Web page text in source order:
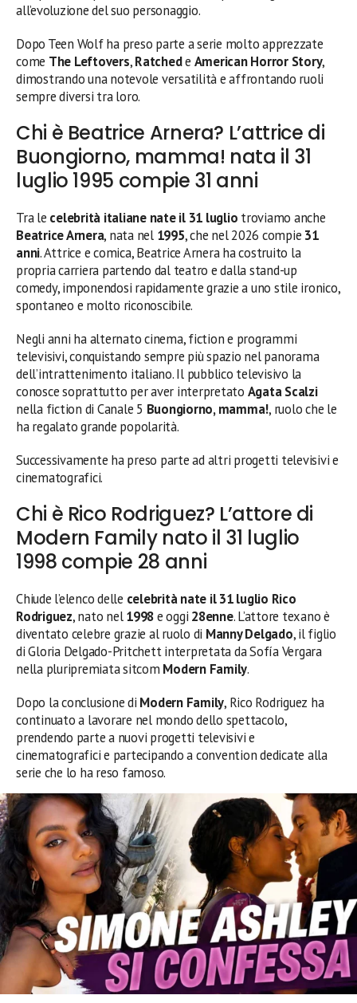
all’evoluzione del suo personaggio.
Dopo Teen Wolf ha preso parte a serie molto apprezzate
come The Leftovers,Ratchede American Horror Story,
dimostrando una notevole versatilità e affrontando ruoli
sempre diversi tra loro.
Chi è Beatrice Arnera? L’attrice di
Buongiorno, mamma! nata il 31
luglio 1995 compie 31 anni
Tra le celebrità italiane nate il 31 luglio troviamo anche
Beatrice Arnera, nata nel 1995, che nel 2026 compie 31
anni. Attrice e comica, Beatrice Arnera ha costruito la
propria carriera partendo dal teatro e dalla stand-up
comedy, imponendosi rapidamente grazie a uno stile ironico,
spontaneo e molto riconoscibile.
Negli anni ha alternato cinema, fiction e programmi
televisivi, conquistando sempre più spazio nel panorama
dell’intrattenimento italiano. Il pubblico televisivo la
conosce soprattutto per aver interpretato Agata Scalzi
nella fiction di Canale 5 Buongiorno, mamma!, ruolo che le
ha regalato grande popolarità.
Successivamente ha preso parte ad altri progetti televisivi e
cinematografici.
Chi è Rico Rodriguez? L’attore di
Modern Family nato il 31 luglio
1998 compie 28 anni
Chiude l’elenco delle celebrità nate il 31 luglio Rico
Rodriguez, nato nel1998e oggi 28enne. L’attore texano è
diventato celebre grazie al ruolo di Manny Delgado, il figlio
di Gloria Delgado-Pritchett interpretata da Sofía Vergara
nella pluripremiata sitcom Modern Family.
Dopo la conclusione di Modern Family, Rico Rodriguez ha
continuato a lavorare nel mondo dello spettacolo,
prendendo parte a nuovi progetti televisivi e
cinematografici e partecipando a convention dedicate alla
serie che lo ha reso famoso.